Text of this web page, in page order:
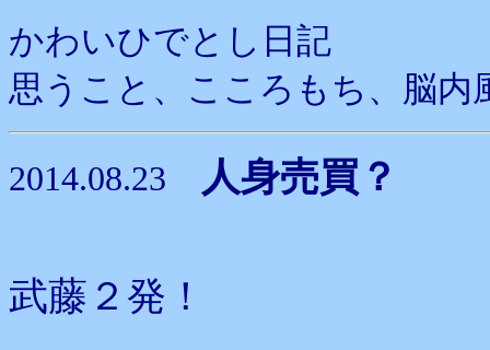
かわいひでとし日記
思うこと、こころもち、脳内
2014.08.23 人身売買？
武藤２発！